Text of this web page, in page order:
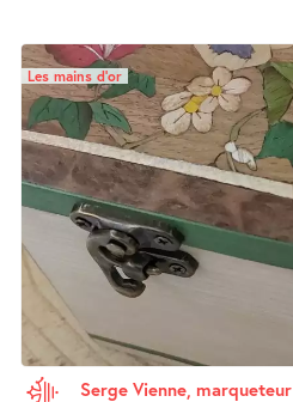
Les mains d’or
Serge Vienne, marqueteur